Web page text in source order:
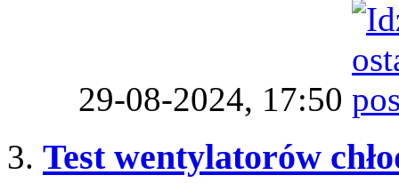
29-08-2024, 17:50
Test wentylatorów